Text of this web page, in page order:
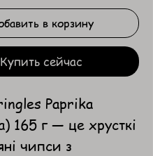
в корзину
Купить сейчас
Paprika
165 г — це хрусткі
чипси з